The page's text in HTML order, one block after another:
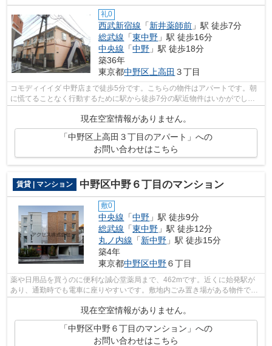
礼0
西武新宿線 「新井薬師前 」駅 徒歩7分
総武線 「東中野 」駅 徒歩16分
中央線 「中野 」駅 徒歩18分
築36年
東京都中野区上高田 ３丁目
コモディイイダ 中野店まで徒歩5分です。こちらの物件はアパートです。朝
に慌てることなく行動するために駅から徒歩7分の駅近物件はいかがでしょ
現在空室情報がありません。
「中野区上高田３丁目のアパート」への
お問い合わせはこちら
賃貸 | マンション 中野区中野６丁目のマンション
敷0
中央線 「中野 」駅 徒歩9分
総武線 「東中野 」駅 徒歩12分
丸ノ内線 「新中野 」駅 徒歩15分
築4年
東京都中野区中野６丁目
薬や日用品を買うのに便利な誠心堂薬局まで、462mです。近くに始発駅が
あり、通勤時でも電車に座りやすいです。敷地内ごみ置き場がある物件で
す。通勤やお出かけに便利な、徒歩9分に駅...
現在空室情報がありません。
「中野区中野６丁目のマンション」への
お問い合わせはこちら